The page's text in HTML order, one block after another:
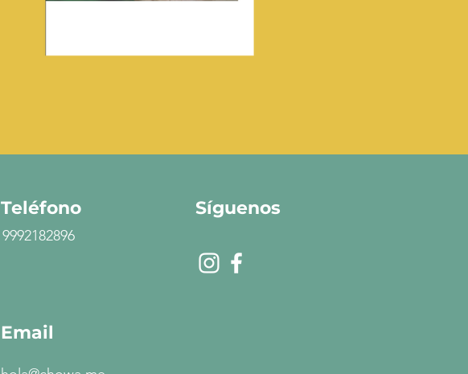
Teléfono
9992182896
Email
Síguenos